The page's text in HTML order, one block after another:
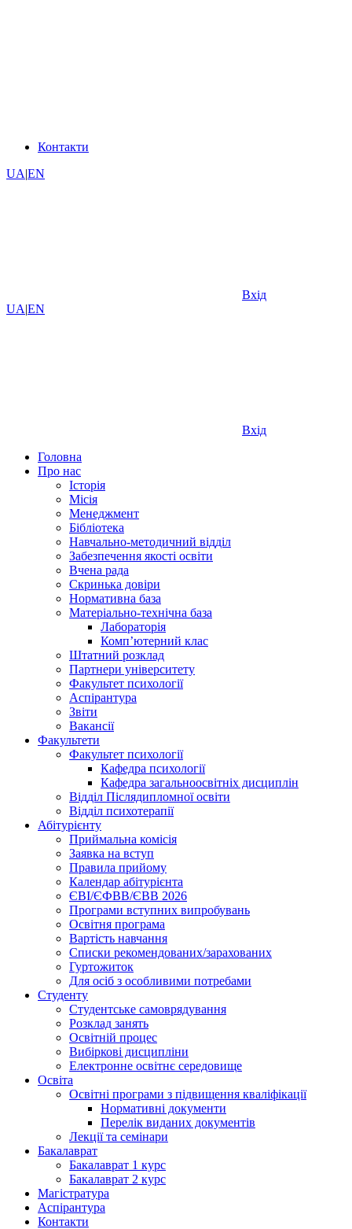
Контакти
UA|EN
Вхід
UA|EN
Вхід
Головна
Про нас
Історія
Місія
Менеджмент
Бібліотека
Навчально-методичний відділ
Забезпечення якості освіти
Вчена рада
Скринька довіри
Нормативна база
Матеріально-технічна база
Лабораторія
Компʼютерний клас
Штатний розклад
Партнери університету
Факультет психології
Аспірантура
Звіти
Вакансії
Факультети
Факультет психології
Кафедра психології
Кафедра загальноосвітніх дисциплін
Відділ Післядипломної освіти
Відділ психотерапії
Абітурієнту
Приймальна комісія
Заявка на вступ
Правила прийому
Календар абітурієнта
ЄВІ/ЄФВВ/ЄВВ 2026
Програми вступних випробувань
Освітня програма
Вартість навчання
Списки рекомендованих/зарахованих
Гуртожиток
Для осіб з особливими потребами
Студенту
Студентське самоврядування
Розклад занять
Освітній процес
Вибіркові дисципліни
Електронне освітнє середовище
Освіта
Освітні програми з підвищення кваліфікації
Нормативні документи
Перелік виданих документів
Лекції та семінари
Бакалаврат
Бакалаврат 1 курс
Бакалаврат 2 курс
Магістратура
Аспірантура
Контакти